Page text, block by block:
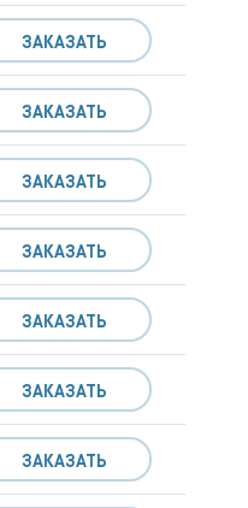
ЗАКАЗАТЬ
ЗАКАЗАТЬ
ЗАКАЗАТЬ
ЗАКАЗАТЬ
ЗАКАЗАТЬ
ЗАКАЗАТЬ
ЗАКАЗАТЬ